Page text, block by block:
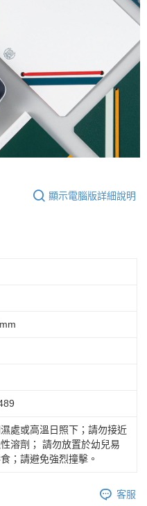
顯示電腦版詳細說明
處或高溫日照下；請勿接近
溶劑； 請勿放置於幼兒易
；請避免強烈撞擊。
客服